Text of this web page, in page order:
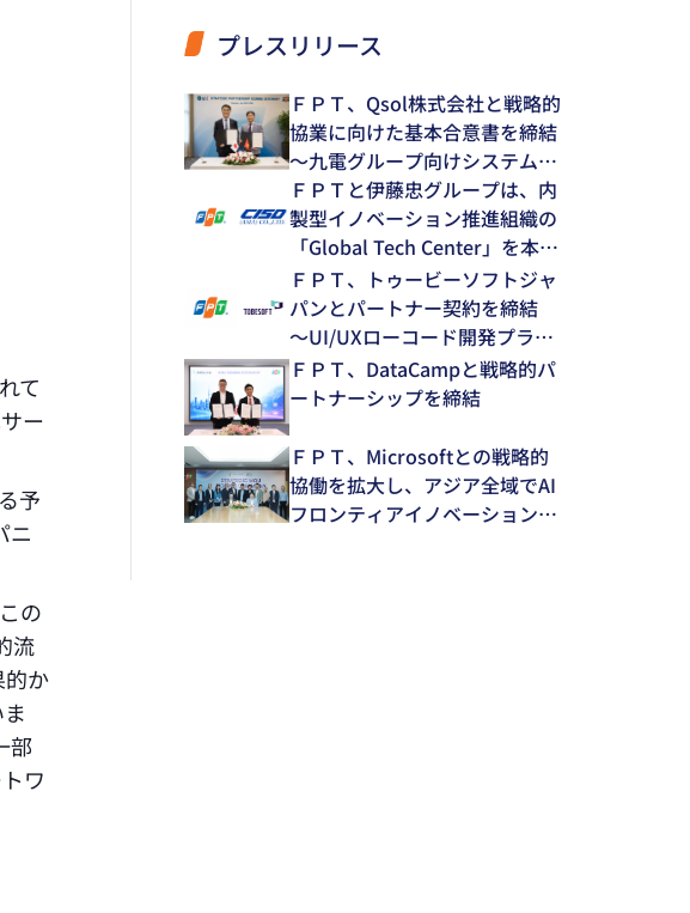
て
ー
予
ニ
の
流
的か
部
ワ
プレスリリース
ＦＰＴ、Qsol株式会社と戦略的
協業に向けた基本合意書を締結
～九電グループ向けシステム開
発・運用保守領域で中長期的な
協業を推進～
ＦＰＴと伊藤忠グループは、内
製型イノベーション推進組織の
「Global Tech Center」を本格
始動
ＦＰＴ、トゥービーソフトジャ
パンとパートナー契約を締結
～UI/UXローコード開発プラッ
トフォーム「NEXACRO」の技
術支援体制を強化～
ＦＰＴ、DataCampと戦略的パ
ートナーシップを締結
ＦＰＴ、Microsoftとの戦略的
協働を拡大し、アジア全域でAI
フロンティアイノベーションを